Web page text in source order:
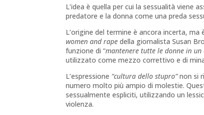
L’idea è quella per cui la sessualità viene
predatore e la donna come una preda
L’origine del termine è ancora incerta,
women and rape della giornalista Susan
funzione di “mantenere tutte le donne in
utilizzato come mezzo correttivo e di
L’espressione “cultura dello stupro”non si
numero molto più ampio di molestie.
sessualmente espliciti, utilizzando un
violenza.